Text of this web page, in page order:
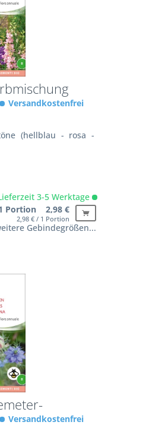
(hellblau - rosa -
Versandkostenfrei
3-5 Werktage
Portion 2,98 €
2,98 € / 1 Portion
Gebindegrößen...
Versandkostenfrei